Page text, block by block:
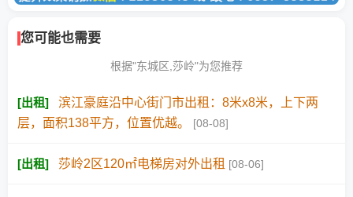
您可能也需要
根据"东城区,莎岭"为您推荐
[出租]
滨江豪庭沿中心街门市出租：8米x8米，上下两
层，面积138平方，位置优越。
[08-08]
[出租] 莎岭2区120㎡电梯房对外出租 [08-06]